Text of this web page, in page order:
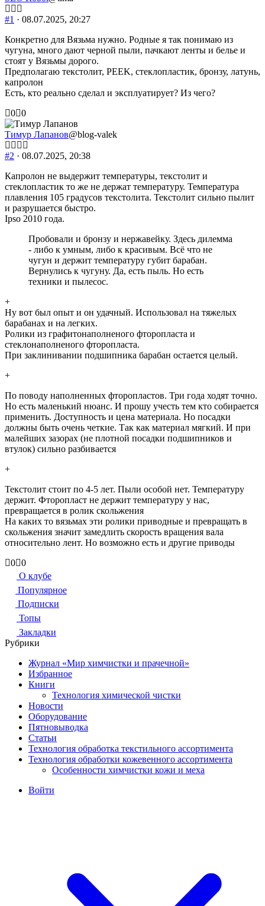
#1 · 08.07.2025, 20:27
Конкретно для Вязьма нужно. Родные я так понимаю из
чугуна, много дают черной пыли, пачкают ленты и белье и
стоят у Вязьмы дорого.
Предполагаю текстолит, PEEK, стеклопластик, бронзу, латунь,
капролон
Есть, кто реально сделал и эксплуатирует? Из чего?
Голосуйте
-
палец
вниз.
0 Голосуйте
-
палец
вверх.
0
Тимур Лапанов@blog-valek
#2 · 08.07.2025, 20:38
Капролон не выдержит температуры, текстолит и
стеклопластик то же не держат температуру. Температура
плавления 105 градусов текстолита. Текстолит сильно пылит
и разрушается быстро.
Ipso 2010 года.
Пробовали и бронзу и нержавейку. Здесь дилемма
- либо к умным, либо к красивым. Всё что не
чугун и держит температуру губит барабан.
Вернулись к чугуну. Да, есть пыль. Но есть
техники и пылесос.
+
Ну вот был опыт и он удачный. Использовал на тяжелых
барабанах и на легких.
Ролики из графитонаполненого фторопласта и
стеклонаполненого фторопласта.
При заклинивании подшипника барабан остается целый.
+
По поводу наполненных фторопластов. Три года ходят точно.
Но есть маленький нюанс. И прошу учесть тем кто собирается
применить. Доступность и цена материала. Но посадки
должны быть очень четкие. Так как материал мягкий. И при
малейших зазорах (не плотной посадки подшипников и
втулок) сильно разбивается
+
Текстолит стоит по 4-5 лет. Пыли особой нет. Температуру
держит. Фторопласт не держит температуру у нас,
превращается в ролик скольжения
На каких то вязьмах эти ролики приводные и превращать в
скольжения значит замедлить скорость вращения вала
относительно лент. Но возможно есть и другие приводы
Голосуйте
палец
вниз.
0 Голосуйте
-
палец
вверх.
0
О клубе
Популярное
Подписки
Топы
Закладки
Рубрики
Журнал «Мир химчистки и прачечной»
Избранное
Книги
Технология химической чистки
Новости
Оборудование
Пятновыводка
Статьи
Технология обработка текстильного ассортимента
Технология обработки кожевенного ассортимента
Особенности химчистки кожи и меха
Войти